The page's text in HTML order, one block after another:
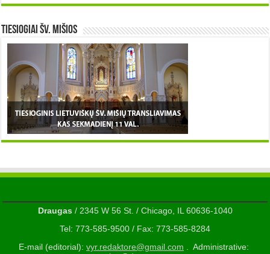
TIESIOGIAI šv. MIŠIOS
Draugas/ 2345 W 56 St. / Chicago, IL 60636-1040
Tel: 773-585-9500 / Fax: 773-585-8284
E-mail (editorial): vyr.redaktore@gmail.com . Administrative: